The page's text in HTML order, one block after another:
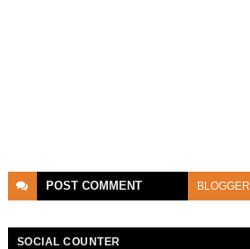
POST COMMENT BLOGGER
SOCIAL COUNTER